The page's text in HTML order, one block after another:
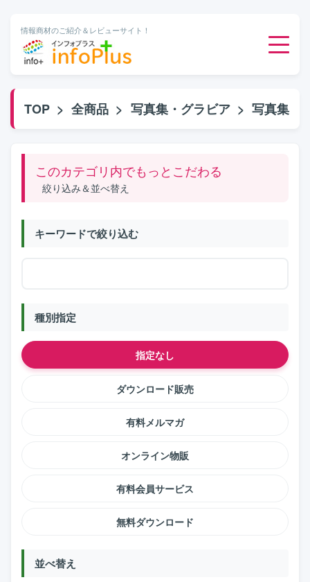
情報商材のご紹介＆レビューサイト！
オンライン物販
TOP > 全商品 > 写真集・グラビア > 写真集
このカテゴリ内でもっとこだわる
絞り込み＆並べ替え
キーワードで絞り込む
種別指定
指定なし
ダウンロード販売
有料メルマガ
オンライン物販
有料会員サービス
無料ダウンロード
並べ替え